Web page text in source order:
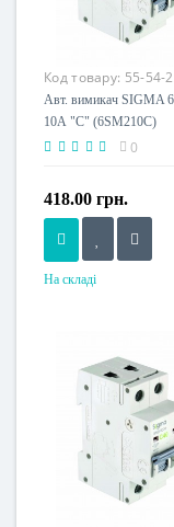
Код товару: 55-54-
Авт. вимикач SIGMA
10А "С" (6SM210C)
0
418.00 грн.
На складі
Напруга живлення